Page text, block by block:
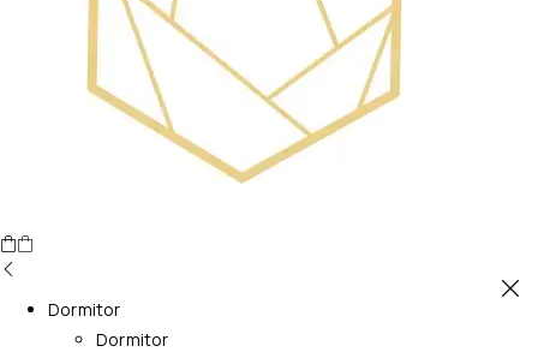
Dormitor
Dormitor